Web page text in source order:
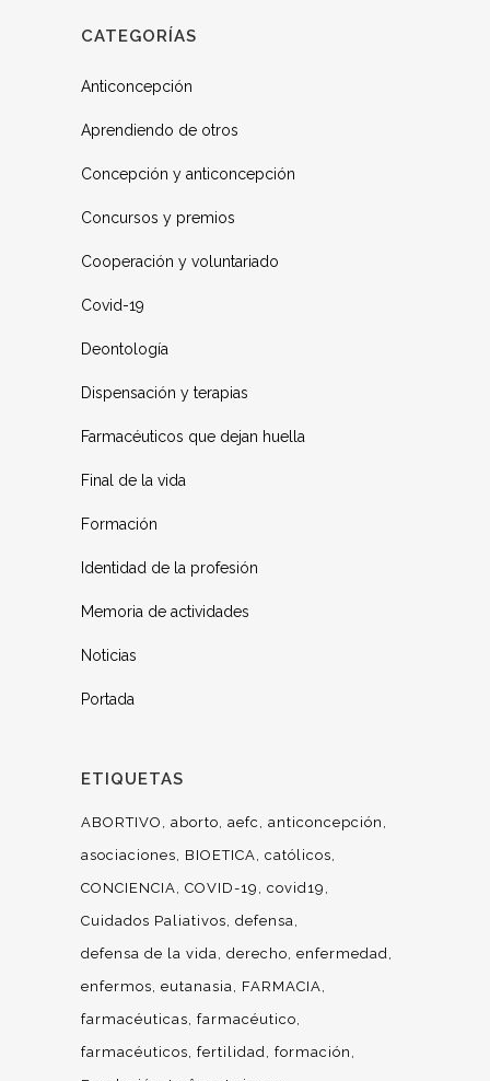
CATEGORÍAS
Anticoncepción
Aprendiendo de otros
Concepción y anticoncepción
Concursos y premios
Cooperación y voluntariado
Covid-19
Deontología
Dispensación y terapias
Farmacéuticos que dejan huella
Final de la vida
Formación
Identidad de la profesión
Memoria de actividades
Noticias
Portada
ETIQUETAS
ABORTIVO aborto aefc
anticoncepción
asociaciones
BIOETICA católicos
CONCIENCIA COVID-19
covid19
Cuidados Paliativos defensa
defensa de la vida derecho enfermedad
enfermos eutanasia
FARMACIA
farmacéuticas farmacéutico
farmacéuticos fertilidad formación